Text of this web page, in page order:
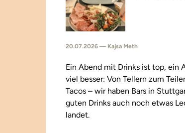
20.07.2026 — Kajsa Meth
Ein Abend mit Drinks ist top, ein
viel besser: Von Tellern zum
Tacos – wir haben Bars in
guten Drinks auch noch etwas
landet.